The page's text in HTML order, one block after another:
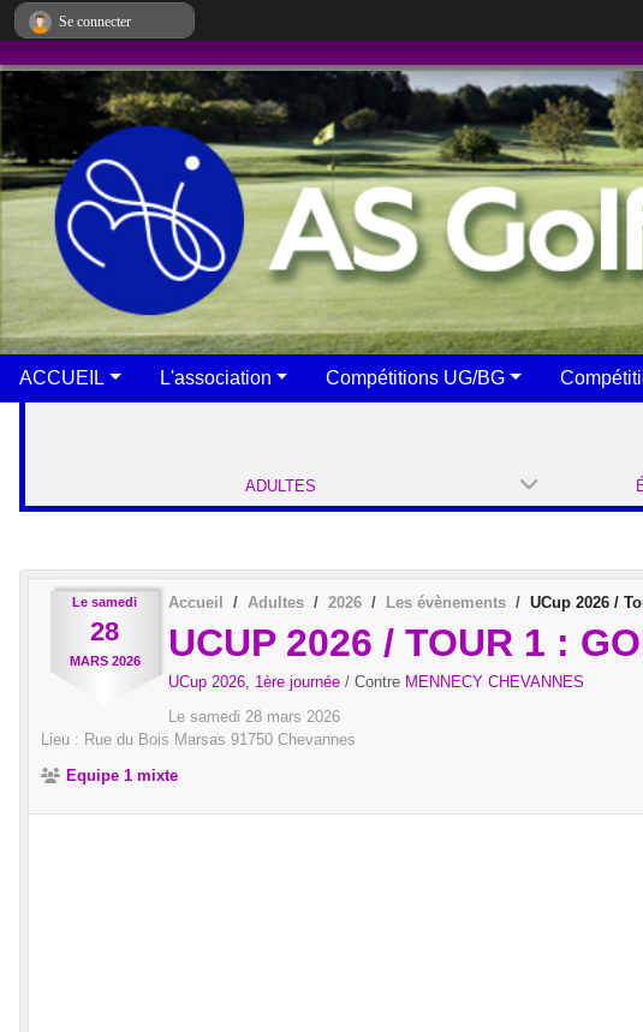
ACCUEIL L'association Compétitions UG/BG
ADULTES
Le samedi
28
MARS 2026
Accueil Adultes 2026 Les évènements UCup 2026 /
UCUP 2026 / TOUR 1 :
UCup 2026, 1ère journée / Contre MENNECY CHEVANNES
Le samedi 28 mars 2026
Lieu : Rue du Bois Marsas 91750 Chevannes
Equipe 1 mixte
Se connecter
Panneau de gestion des cookies